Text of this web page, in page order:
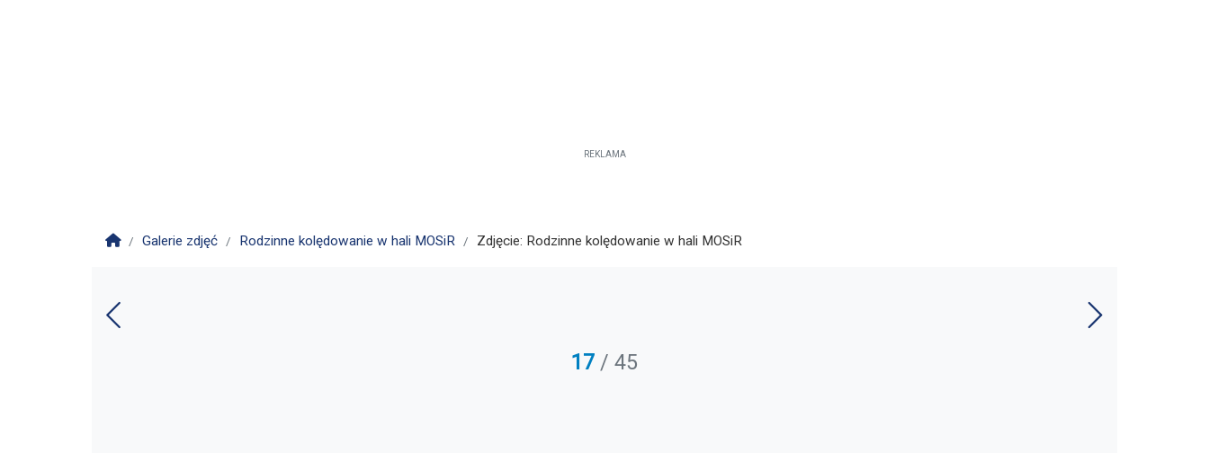
REKLAMA
Strona główna
Galerie zdjęć Rodzinne kolędowanie w hali MOSiR Zdjęcie: Rodzinne kolędowanie w hali MOSiR
17 / 45